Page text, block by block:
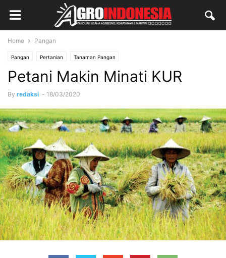
Home Pangan
Pangan Pertanian Tanaman Pangan
Petani Makin Minati KUR
By redaksi - 18/03/2020